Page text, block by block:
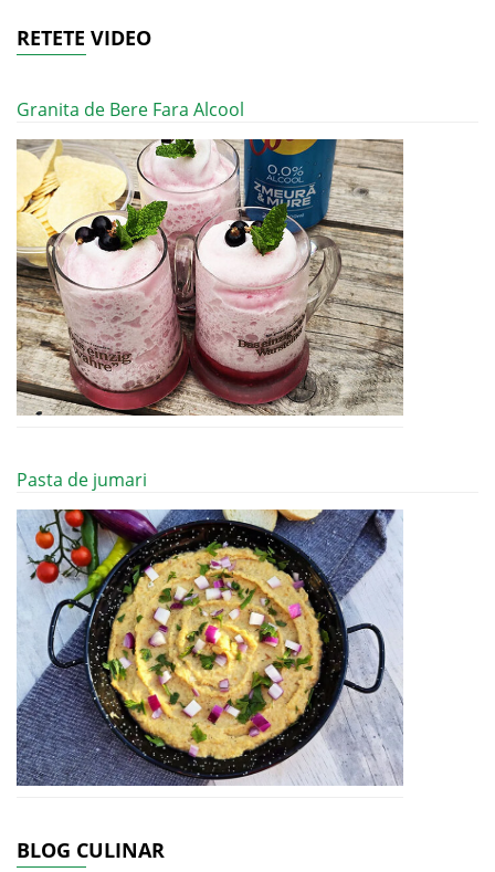
RETETE VIDEO
Granita de Bere Fara Alcool
Pasta de jumari
BLOG CULINAR